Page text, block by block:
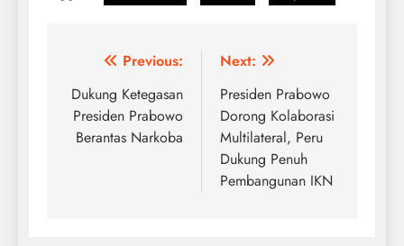
Post
navigation
Previous:
Dukung Ketegasan
Presiden Prabowo
Berantas Narkoba
Next:
Presiden Prabowo
Dorong Kolaborasi
Multilateral, Peru
Dukung Penuh
Pembangunan IKN